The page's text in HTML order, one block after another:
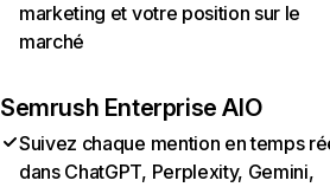
marketing et votre position sur le
marché
Semrush Enterprise AIO
Suivez chaque mention en temps
dans ChatGPT, Perplexity, Gemini,